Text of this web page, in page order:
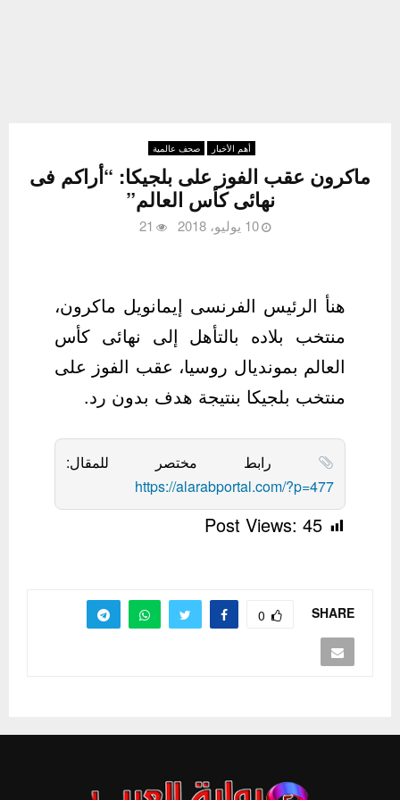
أهم الأخبار صحف عالمية
ماكرون عقب الفوز على بلجيكا: “أراكم فى
نهائى كأس العالم”
10 يوليو، 2018 21
هنأ الرئيس الفرنسى إيمانويل ماكرون،
منتخب بلاده بالتأهل إلى نهائى كأس
العالم بمونديال روسيا، عقب الفوز على
منتخب بلجيكا بنتيجة هدف بدون رد.
رابط مختصر للمقال:
https://alarabportal.com/?p=477
Post Views: 45
SHARE
0